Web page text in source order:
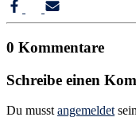
0 Kommentare
Schreibe einen
Du musst angemeldet